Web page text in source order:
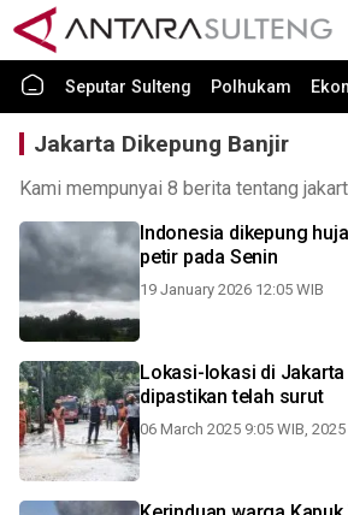
Seputar Sulteng Polhukam
Jakarta Dikepung Banjir
Kami mempunyai 8 berita tentang
Indonesia dikepung
petir pada Senin
19 January 2026 12:05 WIB
Lokasi-lokasi di
dipastikan telah surut
06 March 2025 9:05 WIB, 2025